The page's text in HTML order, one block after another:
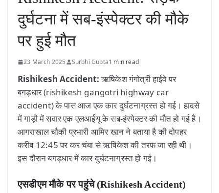
दुर्घटना में सब-इंस्पेक्टर की मौके
पर हुई मौत
23 March 2025 Surbhi Gupta1 min read
Rishikesh Accident:ऋषिकेश गंगोत्री हाईवे पर
बगड़धार (rishikesh gangotri highway car
accident) के पास आज एक कार दुर्घटनाग्रस्त हो गई। हादसे
में गाड़ी में सवार एक एलआईयू के सब-इंस्पेक्टर की मौत हो गई है।
आगराखाल चौकी प्रभारी आमिर खान ने बताया है की दोपहर
करीब 12:45 पर कर चंबा से ऋषिकेश की तरफ जा रही थी।
इस दौरान बगड़धार में कार दुर्घटनाग्रस्त हो गई।
एसडीएम मौके पर पहुंचे (Rishikesh Accident)